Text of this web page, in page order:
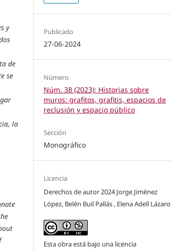
y
de
se
la
Publicado
27-06-2024
Número
Núm. 38 (2023): Historias sobre
muros: grafitos, grafitis, espacios de
reclusión y espacio público
Sección
Monográfico
Licencia
Derechos de autor 2024 Jorge Jiménez
López, Belén Buil Pallás , Elena Adell Lázaro
Esta obra está bajo una licencia